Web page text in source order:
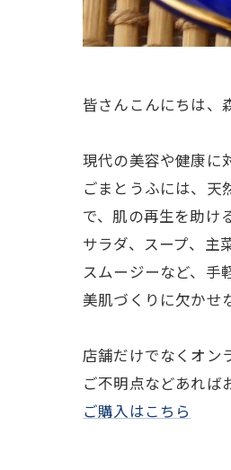
皆さんこんにちは、
現代の美容や健康に
ごまとうふには、天
で、肌の再生を助け
サラダ、スープ、主
スムージーなど、手
美肌づくりに欠かせ
店舗だけでなくオン
ご不明点などあれば
ご購入はこちら